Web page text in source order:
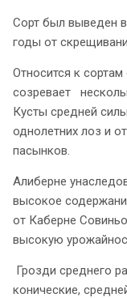
Сорт был выведен
годы от
Относится к
созревает
Кусты средней
однолетних лоз и
пасынков.
Алиберне
высокое
от Каберне
высокую
Грозди среднего
конические,